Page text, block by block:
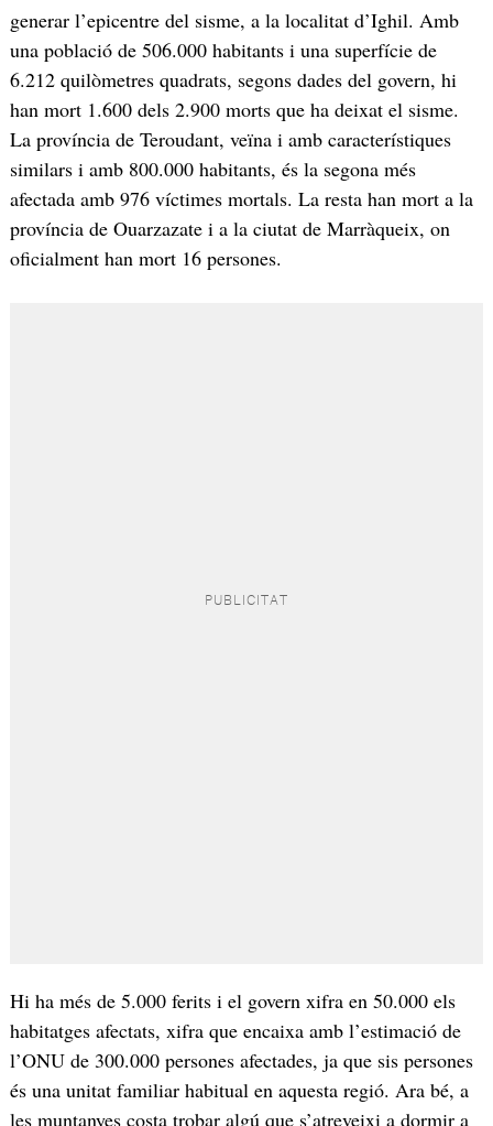
generar l’epicentre del sisme, a la localitat d’Ighil. Amb
una població de 506.000 habitants i una superfície de
6.212 quilòmetres quadrats, segons dades del govern, hi
han mort 1.600 dels 2.900 morts que ha deixat el sisme.
La província de Teroudant, veïna i amb característiques
similars i amb 800.000 habitants, és la segona més
afectada amb 976 víctimes mortals. La resta han mort a la
província de Ouarzazate i a la ciutat de Marràqueix, on
oficialment han mort 16 persones.
Hi ha més de 5.000 ferits i el govern xifra en 50.000 els
habitatges afectats, xifra que encaixa amb l’estimació de
l’ONU de 300.000 persones afectades, ja que sis persones
és una unitat familiar habitual en aquesta regió. Ara bé, a
les muntanyes costa trobar algú que s’atreveixi a dormir a